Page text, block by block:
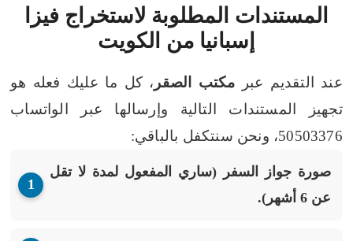
المستندات المطلوبة لاستخراج فيزا
إسبانيا من الكويت
عند التقديم عبر مكتب الصقر ، كل ما عليك فعله هو
تجهيز المستندات التالية وإرسالها عبر الواتساب
50503376، ونحن سنتكفل بالباقي:
صورة جواز السفر
(ساري المفعول لمدة لا تقل
عن 6 أشهر).